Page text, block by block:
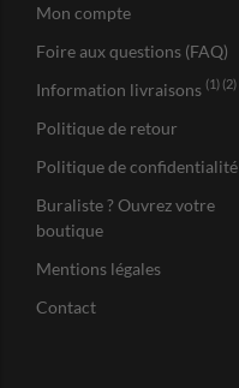
Mon compte
Foire aux questions (FAQ)
Information livraisons (1) (2)
Politique de retour
Politique de confidentialité
Buraliste ? Ouvrez votre
boutique
Mentions légales
Contact